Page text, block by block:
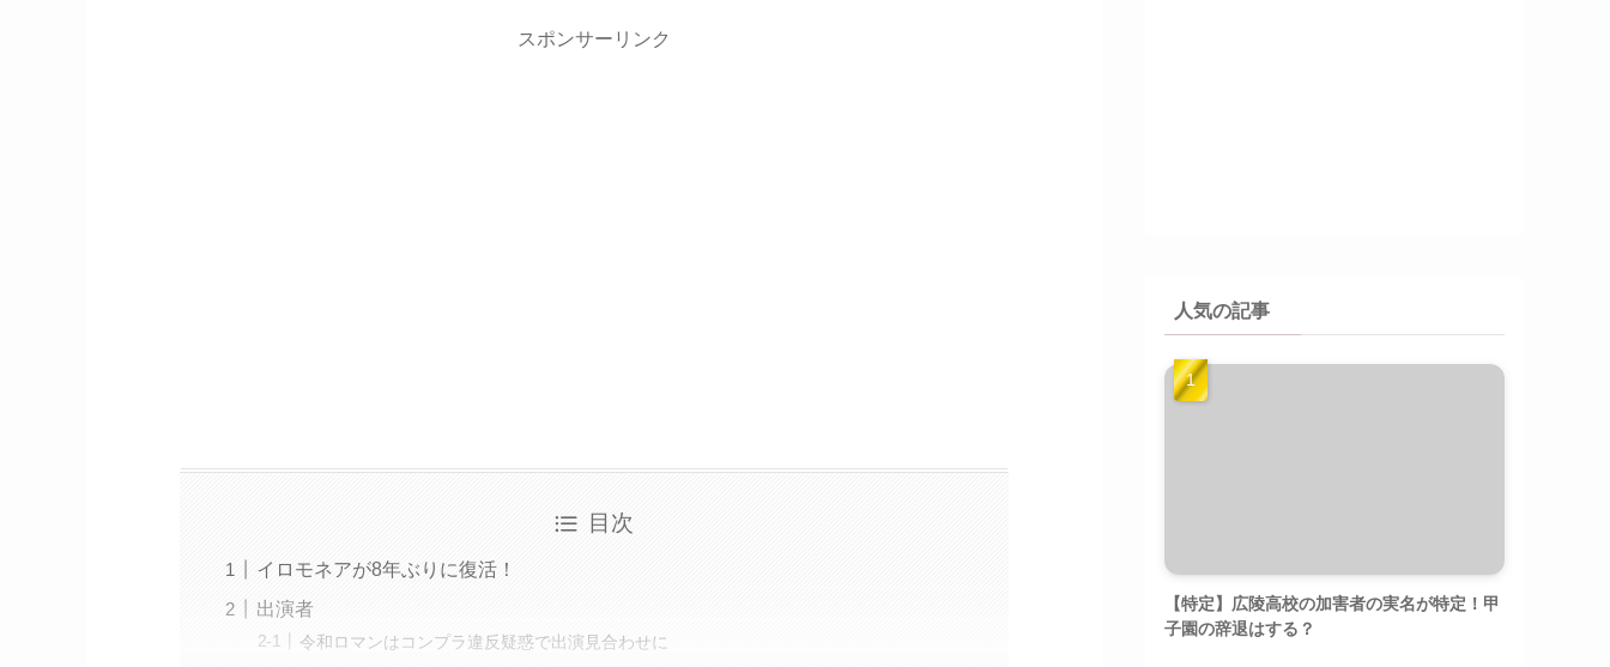
スポンサーリンク
目次
イロモネアが8年ぶりに復活！
出演者
令和ロマンはコンプラ違反疑惑で出演見合わせに
人気の記事
【特定】広陵高校の加害者の実名が特定！甲
子園の辞退はする？